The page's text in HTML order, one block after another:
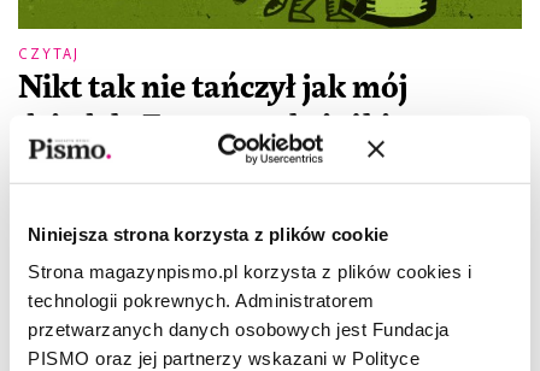
Niniejsza strona korzysta z plików cookie
Strona magazynpismo.pl korzysta z plików cookies i
technologii pokrewnych. Administratorem
przetwarzanych danych osobowych jest Fundacja
PISMO oraz jej partnerzy wskazani w Polityce
CZYTAJ
Nikt tak nie tańczył jak mój
dziadek. Fragment książki
starszego brata i jego osobą tak w ogóle, a bohaterską śmiercią
w szczególności, był owładnięty na tyle, że gdyby